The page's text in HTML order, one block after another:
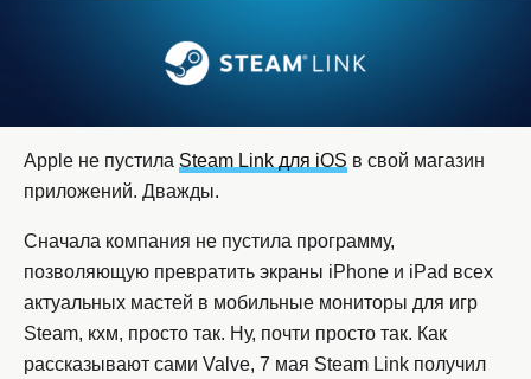
Apple не пустила Steam Link для iOS в свой магазин
приложений. Дважды.
Сначала компания не пустила программу,
позволяющую превратить экраны iPhone и iPad всех
актуальных мастей в мобильные мониторы для игр
Steam, кхм, просто так. Ну, почти просто так. Как
рассказывают сами Valve, 7 мая Steam Link получил